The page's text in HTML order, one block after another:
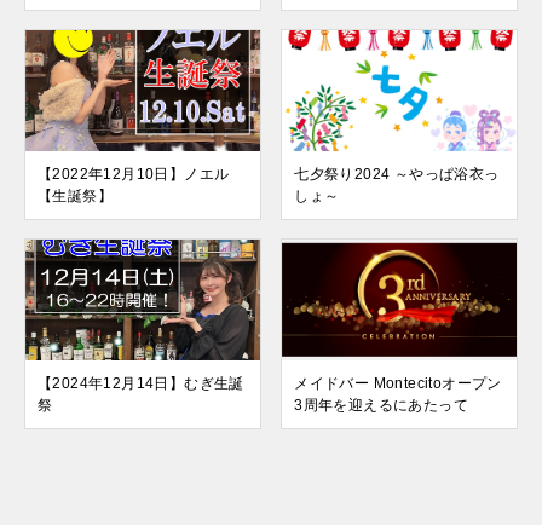
【2022年12月10日】ノエル
【生誕祭】
七夕祭り2024 ～やっぱ浴衣っ
しょ～
【2024年12月14日】むぎ生誕
祭
メイドバー Montecitoオープン
3周年を迎えるにあたって